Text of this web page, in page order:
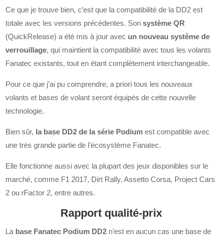
Ce que je trouve bien, c’est que la compatibilité de la DD2 est
totale avec les versions précédentes. Sonsystème QR
(QuickRelease) a été mis à jour avec un nouveau système de
verrouillage, qui maintient la compatibilité avec tous les volants
Fanatec existants, tout en étant complètement interchangeable.
Pour ce que j’ai pu comprendre, a priori tous les nouveaux
volants et bases de volant seront équipés de cette nouvelle
technologie.
Bien sûr, la base DD2 de la série Podium est compatible avec
une très grande partie de l’écosystème Fanatec.
Elle fonctionne aussi avec la plupart des jeux disponibles sur le
marché, comme F1 2017, Dirt Rally, Assetto Corsa, Project Cars
2 ou rFactor 2, entre autres.
Rapport qualité-prix
Labase Fanatec Podium DD2 n’est en aucun cas une base de